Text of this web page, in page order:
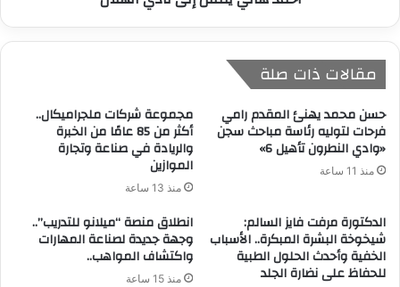
مقالات ذات صلة
حسن محمد يهنئ المقدم رامي
فرحات لتوليه رئاسة مباحث سجن
«وادي النطرون تأهيل 6»
منذ 11 ساعة
مجموعة شركات ملجراميكال..
أكثر من 85 عامًا من الخبرة
والريادة في صناعة وتجارة
الموازين
منذ 13 ساعة
الدكتورة مرفت فايز السالم:
شيخوخة البشرة المبكرة.. الأسباب
الخفية وأحدث الحلول الطبية
للحفاظ على نضارة الجلد
انطلاق منصة “ميلانو للتدريب”..
وجهة جديدة لصناعة المهارات
واكتشاف المواهب..
منذ 15 ساعة